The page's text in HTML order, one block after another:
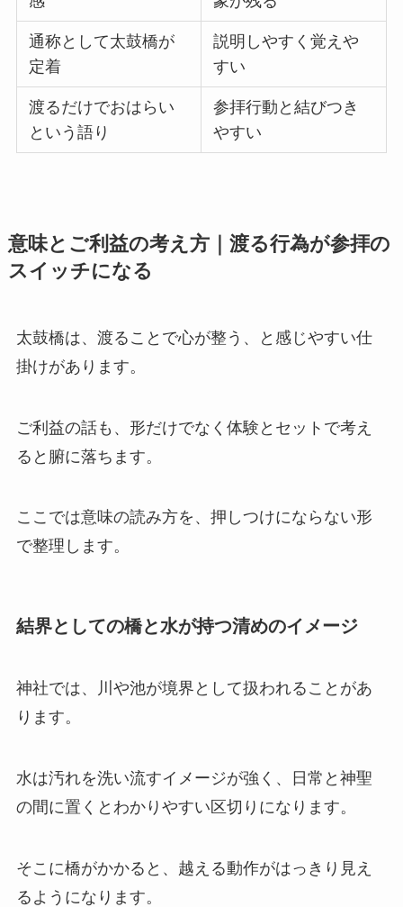
通称として太鼓橋が
定着
説明しやすく覚えや
すい
渡るだけでおはらい
という語り
参拝行動と結びつき
やすい
意味とご利益の考え方｜渡る行為が参拝の
スイッチになる
太鼓橋は、渡ることで心が整う、と感じやすい仕
掛けがあります。
ご利益の話も、形だけでなく体験とセットで考え
ると腑に落ちます。
ここでは意味の読み方を、押しつけにならない形
で整理します。
結界としての橋と水が持つ清めのイメージ
神社では、川や池が境界として扱われることがあ
ります。
水は汚れを洗い流すイメージが強く、日常と神聖
の間に置くとわかりやすい区切りになります。
そこに橋がかかると、越える動作がはっきり見え
るようになります。